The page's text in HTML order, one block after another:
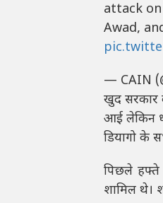
attack
Awad,
— CAIN
खुद सरकार
आई लेकिन
डियागो के
पिछले हफ्ते
शामिल थे।